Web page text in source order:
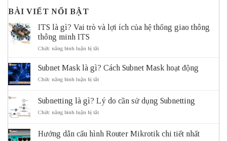
BÀI VIẾT NỔI BẬT
ITS là gì? Vai trò và lợi ích của hệ thống giao thông
thông minh ITS
Chức năng bình luận bị tắtở
gì?
Vai
lợi
thống
Subnet Mask là gì? Cách Subnet Mask hoạt động
Chức năng bình luận bị tắtở
là
Mask
Subnetting là gì? Lý do cần sử dụng Subnetting
Chức năng bình luận bị tắtở
gì?
Hướng dẫn cấu hình Router Mikrotik chi tiết nhất